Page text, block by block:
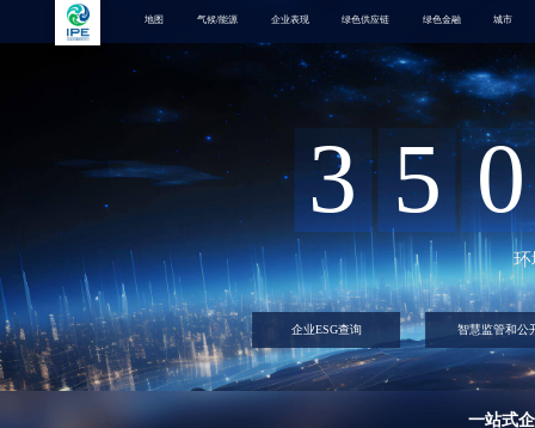
地图 气候/能源 企业表现 绿色供应链 绿色金融 城市
3 5 0
环
企业ESG查询 智慧监管和公
一站式